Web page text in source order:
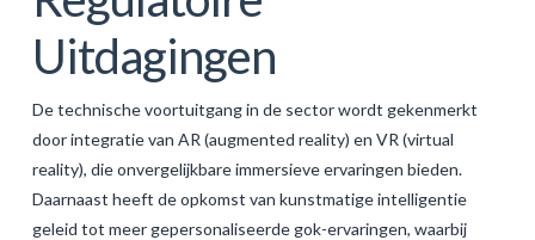
Uitdagingen
De technische voortuitgang in de sector wordt gekenmerkt
door integratie van AR (augmented reality) en VR (virtual
reality), die onvergelijkbare immersieve ervaringen bieden.
Daarnaast heeft de opkomst van kunstmatige intelligentie
geleid tot meer gepersonaliseerde gok-ervaringen, waarbij